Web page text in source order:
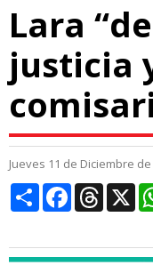
Lara
justicia
Jueves 11 de Diciembre de
CompartirFacebookThreads
X